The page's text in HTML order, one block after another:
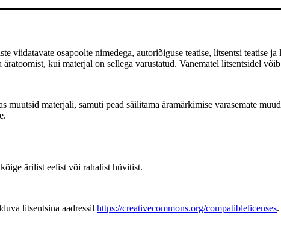
viidatavate osapoolte nimedega, autoriõiguse teatise, litsentsi teatise
kui materjal on sellega varustatud. Vanematel litsentsidel
materjali, samuti pead säilitama äramärkimise varasemate
ärilist eelist või rahalist hüvitist.
litsentsina aadressil https://creativecommons.org/compatiblelicenses.